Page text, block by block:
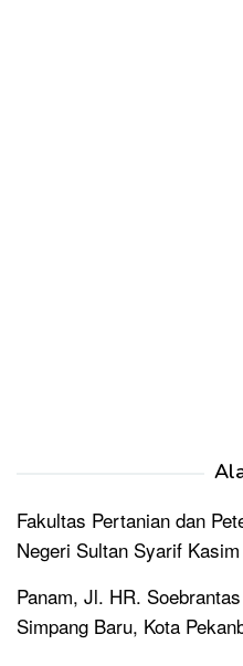
Fakultas Pertanian dan
Negeri Sultan Syarif Kasim
Panam, Jl. HR.
Simpang Baru, Kota